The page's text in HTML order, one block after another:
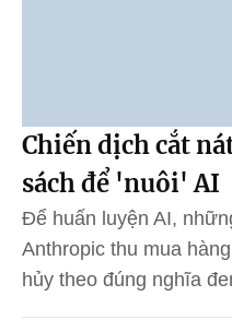
Chiến dịch cắt
sách để 'nuôi' AI
Để huấn luyện AI,
Anthropic thu mua
hủy theo đúng nghĩa